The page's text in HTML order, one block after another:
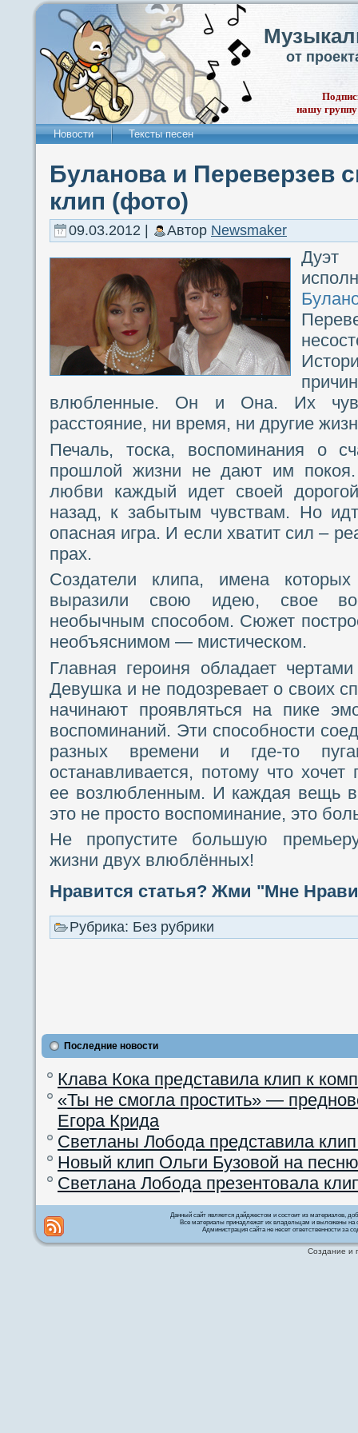
от
нашу
Новости Тексты песен
Буланова и Переверзев
клип (фото)
09.03.2012 | Автор Newsmaker
Дуэт
влюбленные. Он и Она. Их
расстояние, ни время, ни другие
Печаль, тоска, воспоминания о
прошлой жизни не дают им покоя.
любви каждый идет своей
назад, к забытым чувствам. Но
опасная игра. И если хватит сил –
прах.
Создатели клипа, имена
выразили свою идею, свое
необычным способом. Сюжет
необъяснимом — мистическом.
Главная героиня обладает
Девушка и не подозревает о своих
начинают проявляться на пике
воспоминаний. Эти способности
разных времени и где-то
останавливается, потому что хочет
ее возлюбленным. И каждая вещь
это не просто воспоминание, это
Не пропустите большую
жизни двух влюблённых!
Нравится статья? Жми "Мне
Рубрика: Без рубрики
Последние новости
Клава Кока представила клип к
«Ты не смогла простить» —
Егора Крида
Светланы Лобода представила
Новый клип Ольги Бузовой на
Светлана Лобода презентовала
Данный сайт является дайджестом и состоит из материалов,
Все материалы принадлежат их владельцам и выложены на
Администрация сайта не несет ответственности за
Создание и